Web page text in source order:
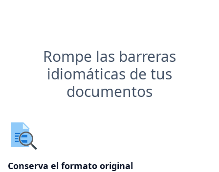
Rompe las barreras
idiomáticas de tus
documentos
Conserva el formato original